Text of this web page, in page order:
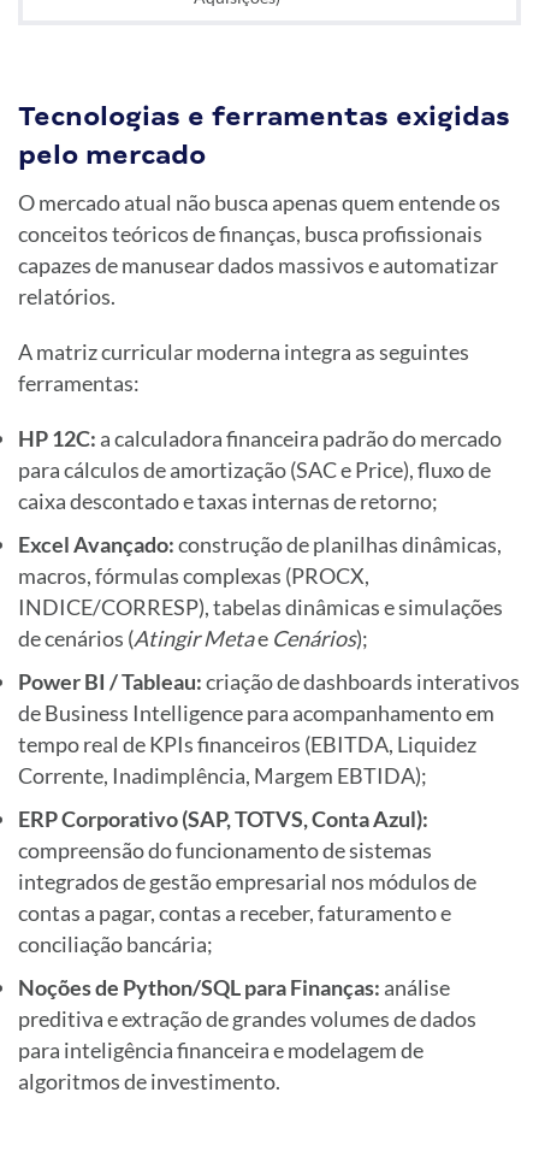
Tecnologias e ferramentas exigidas
pelo mercado
O mercado atual não busca apenas quem entende os
conceitos teóricos de finanças, busca profissionais
capazes de manusear dados massivos e automatizar
relatórios.
A matriz curricular moderna integra as seguintes
ferramentas:
HP 12C: a calculadora financeira padrão do mercado
para cálculos de amortização (SAC e Price), fluxo de
caixa descontado e taxas internas de retorno;
Excel Avançado:construção de planilhas dinâmicas,
macros, fórmulas complexas (PROCX,
INDICE/CORRESP), tabelas dinâmicas e simulações
de cenários (Atingir Metae Cenários);
Power BI / Tableau:criação de dashboards interativos
de Business Intelligence para acompanhamento em
tempo real de KPIs financeiros (EBITDA, Liquidez
Corrente, Inadimplência, Margem EBTIDA);
ERP Corporativo (SAP, TOTVS, Conta Azul):
compreensão do funcionamento de sistemas
integrados de gestão empresarial nos módulos de
contas a pagar, contas a receber, faturamento e
conciliação bancária;
Noções de Python/SQL para Finanças: análise
preditiva e extração de grandes volumes de dados
para inteligência financeira e modelagem de
algoritmos de investimento.